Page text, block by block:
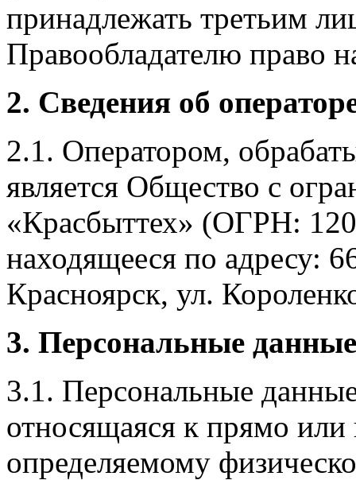
принадлежать третьим
Правообладателю право
2. Сведения об
2.1. Оператором,
является Общество с
«Красбыттех» (ОГРН:
находящееся по адресу:
Красноярск, ул.
3. Персональные
3.1. Персональные
относящаяся к прямо
определяемому